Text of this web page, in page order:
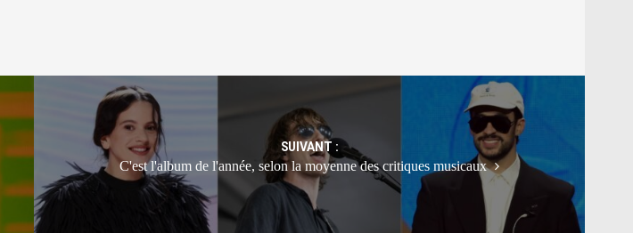
SUIVANT :
C'est l'album de l'année, selon la moyenne des critiques musicaux